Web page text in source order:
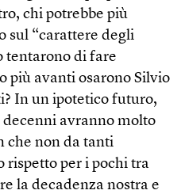
chi potrebbe più
sul “carattere degli
tentarono di fare
più avanti osarono Silvio
In un ipotetico futuro,
avranno molto
che non da tanti
rispetto per i pochi tra
la decadenza nostra e